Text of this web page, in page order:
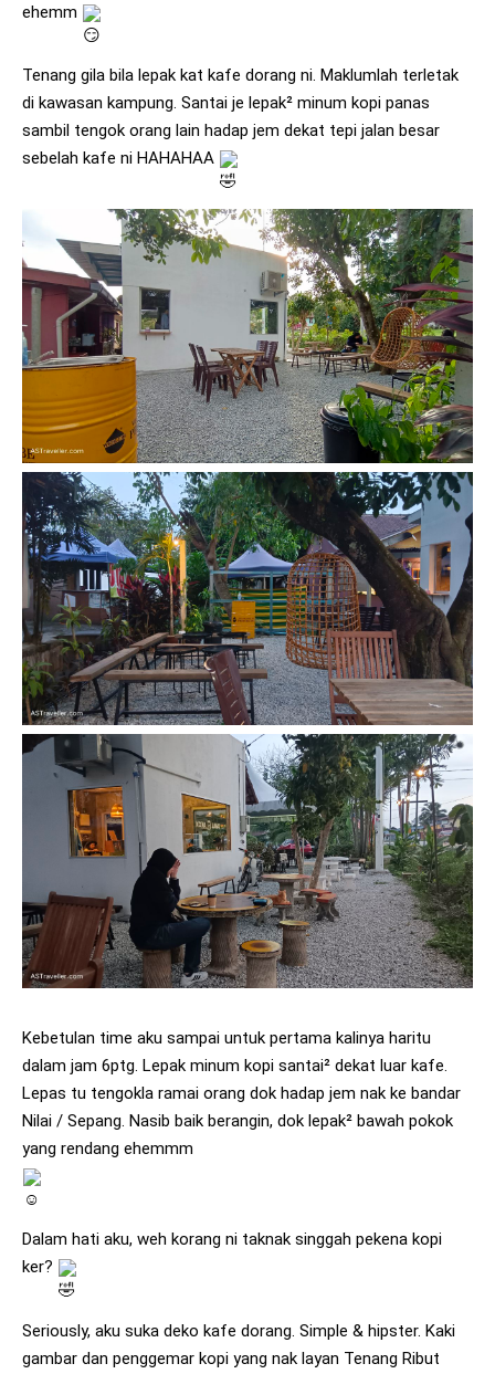
ehemm
Tenang gila bila lepak kat kafe dorang ni. Maklumlah terletak
di kawasan kampung. Santai je lepak² minum kopi panas
sambil tengok orang lain hadap jem dekat tepi jalan besar
sebelah kafe ni HAHAHAA
Kebetulan time aku sampai untuk pertama kalinya haritu
dalam jam 6ptg. Lepak minum kopi santai² dekat luar kafe.
Lepas tu tengokla ramai orang dok hadap jem nak ke bandar
Nilai / Sepang. Nasib baik berangin, dok lepak² bawah pokok
yang rendang ehemmm
Dalam hati aku, weh korang ni taknak singgah pekena kopi
ker?
Seriously, aku suka deko kafe dorang. Simple & hipster. Kaki
gambar dan penggemar kopi yang nak layan Tenang Ribut